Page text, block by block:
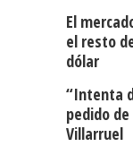
El
el resto
dólar
“Intenta
pedido
Villarruel